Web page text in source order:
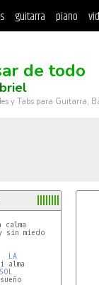
guitarra piano
de todo
y Tabs para Guitarra,
sin miedo
LA
alma
SOL